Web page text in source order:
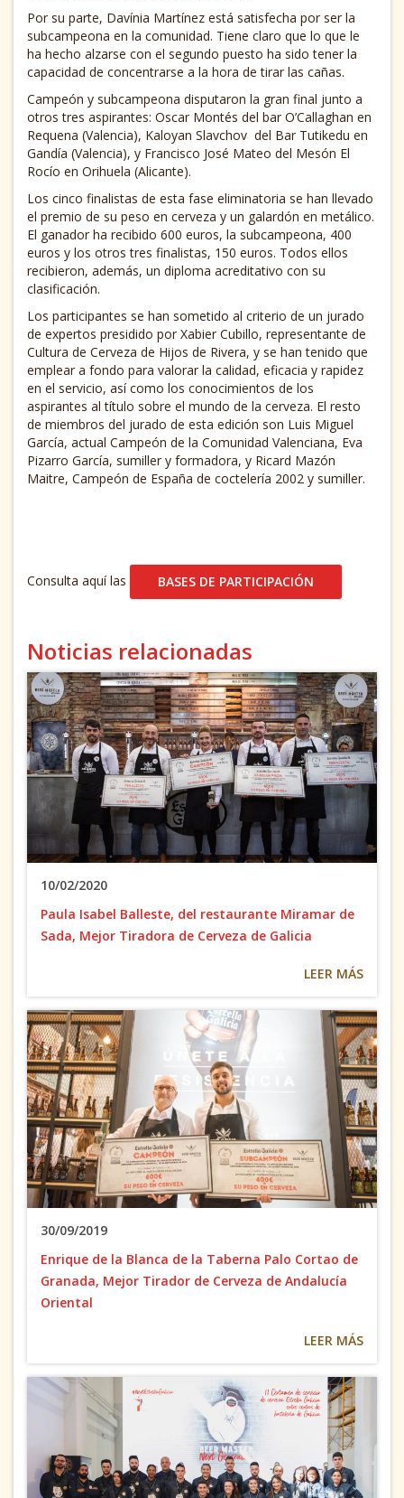
Por su parte, Davínia Martínez está satisfecha por ser la
subcampeona en la comunidad. Tiene claro que lo que le
ha hecho alzarse con el segundo puesto ha sido tener la
capacidad de concentrarse a la hora de tirar las cañas.
Campeón y subcampeona disputaron la gran final junto a
otros tres aspirantes: Oscar Montés del bar O’Callaghan en
Requena (Valencia), Kaloyan Slavchov del Bar Tutikedu en
Gandía (Valencia), y Francisco José Mateo del Mesón El
Rocío en Orihuela (Alicante).
Los cinco finalistas de esta fase eliminatoria se han llevado
el premio de su peso en cerveza y un galardón en metálico.
El ganador ha recibido 600 euros, la subcampeona, 400
euros y los otros tres finalistas, 150 euros. Todos ellos
recibieron, además, un diploma acreditativo con su
clasificación.
Los participantes se han sometido al criterio de un jurado
de expertos presidido por Xabier Cubillo, representante de
Cultura de Cerveza de Hijos de Rivera, y se han tenido que
emplear a fondo para valorar la calidad, eficacia y rapidez
en el servicio, así como los conocimientos de los
aspirantes al título sobre el mundo de la cerveza. El resto
de miembros del jurado de esta edición son Luis Miguel
García, actual Campeón de la Comunidad Valenciana, Eva
Pizarro García, sumiller y formadora, y Ricard Mazón
Maitre, Campeón de España de coctelería 2002 y sumiller.
Consulta aquí las BASES DE PARTICIPACIÓN
Noticias relacionadas
10/02/2020
Paula Isabel Balleste, del restaurante Miramar de
Sada, Mejor Tiradora de Cerveza de Galicia
LEER MÁS
30/09/2019
Enrique de la Blanca de la Taberna Palo Cortao de
Granada, Mejor Tirador de Cerveza de Andalucía
Oriental
LEER MÁS